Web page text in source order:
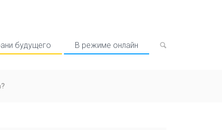
будущего В режиме онлайн